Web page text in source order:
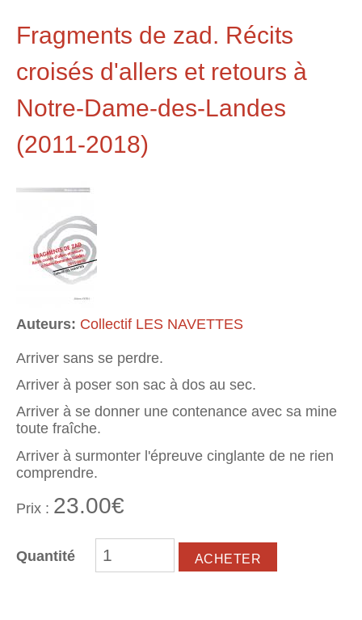
Fragments de zad. Récits
croisés d'allers et retours à
Notre-Dame-des-Landes
(2011-2018)
Auteurs: Collectif LES NAVETTES
Arriver sans se perdre.
Arriver à poser son sac à dos au sec.
Arriver à se donner une contenance avec sa mine
toute fraîche.
Arriver à surmonter l'épreuve cinglante de ne rien
comprendre.
Prix : 23.00€
Quantité